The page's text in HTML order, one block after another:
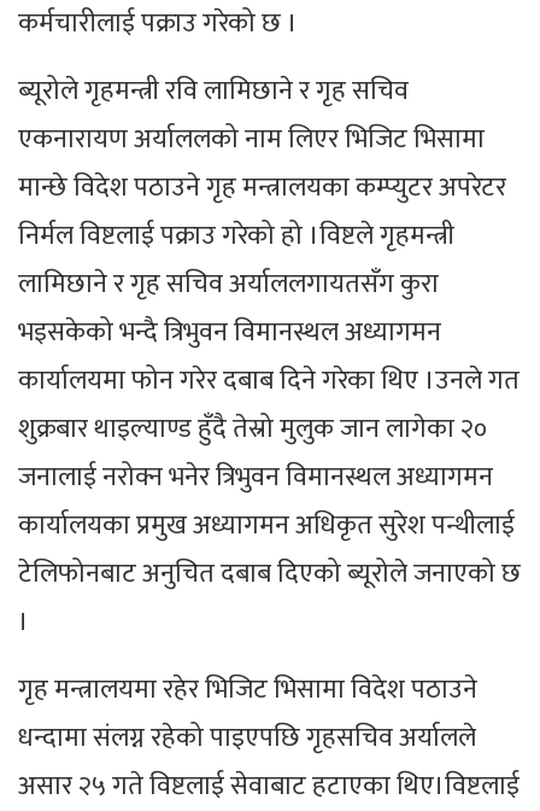
कर्मचारीलाई पक्राउ गरेको छ ।
ब्यूरोले गृहमन्त्री रवि लामिछाने र गृह सचिव
एकनारायण अर्याललको नाम लिएर भिजिट भिसामा
मान्छे विदेश पठाउने गृह मन्त्रालयका कम्प्युटर अपरेटर
निर्मल विष्टलाई पक्राउ गरेको हो ।विष्टले गृहमन्त्री
लामिछाने र गृह सचिव अर्याललगायतसँग कुरा
भइसकेको भन्दै त्रिभुवन विमानस्थल अध्यागमन
कार्यालयमा फोन गरेर दबाब दिने गरेका थिए ।उनले गत
शुक्रबार थाइल्याण्ड हुँदै तेस्रो मुलुक जान लागेका २०
जनालाई नरोक्न भनेर त्रिभुवन विमानस्थल अध्यागमन
कार्यालयका प्रमुख अध्यागमन अधिकृत सुरेश पन्थीलाई
टेलिफोनबाट अनुचित दबाब दिएको ब्यूरोले जनाएको छ
।
गृह मन्त्रालयमा रहेर भिजिट भिसामा विदेश पठाउने
धन्दामा संलग्न रहेको पाइएपछि गृहसचिव अर्यालले
असार २५ गते विष्टलाई सेवाबाट हटाएका थिए।विष्टलाई